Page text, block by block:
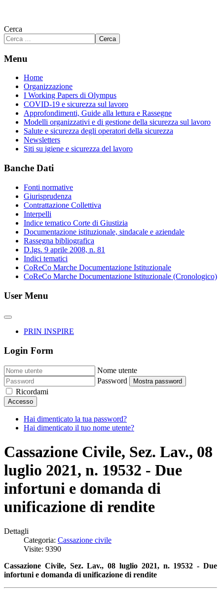
Cerca
Cerca
Menu
Home
Organizzazione
I Working Papers di Olympus
COVID-19 e sicurezza sul lavoro
Approfondimenti, Guide alla lettura e Rassegne
Modelli organizzativi e di gestione della sicurezza sul lavoro
Salute e sicurezza degli operatori della sicurezza
Newsletters
Siti su igiene e sicurezza del lavoro
Banche Dati
Fonti normative
Giurisprudenza
Contrattazione Collettiva
Interpelli
Indice tematico Corte di Giustizia
Documentazione istituzionale, sindacale e aziendale
Rassegna bibliografica
D.lgs. 9 aprile 2008, n. 81
Indici tematici
CoReCo Marche Documentazione Istituzionale
CoReCo Marche Documentazione Istituzionale (Cronologico)
User Menu
PRIN INSPIRE
Login Form
Nome utente
Password
Mostra password
Ricordami
Accesso
Hai dimenticato la tua password?
Hai dimenticato il tuo nome utente?
Cassazione Civile, Sez. Lav., 08
luglio 2021, n. 19532 - Due
infortuni e domanda di
unificazione di rendite
Dettagli
Categoria: Cassazione civile
Visite: 9390
Cassazione Civile, Sez. Lav., 08 luglio 2021, n. 19532 - Due
infortuni e domanda di unificazione di rendite